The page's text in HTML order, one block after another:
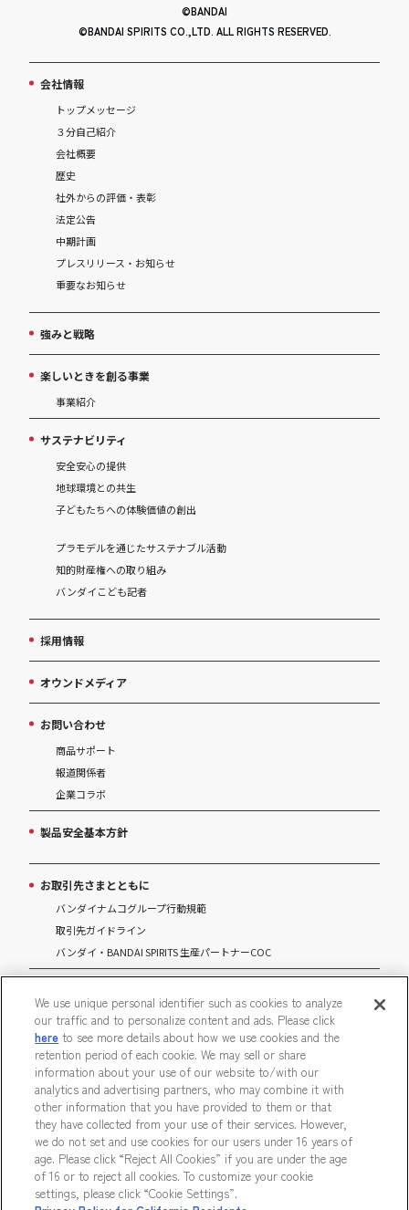
©BANDAI
©BANDAI SPIRITS CO.,LTD. ALL RIGHTS RESERVED.
会社情報
トップメッセージ
３分自己紹介
会社概要
歴史
社外からの評価・表彰
法定公告
中期計画
プレスリリース・お知らせ
重要なお知らせ
強みと戦略
楽しいときを創る事業
事業紹介
サステナビリティ
安全安心の提供
地球環境との共生
子どもたちへの体験価値の創出
プラモデルを通じたサステナブル活動
知的財産権への取り組み
バンダイこども記者
採用情報
オウンドメディア
お問い合わせ
商品サポート
報道関係者
企業コラボ
製品安全基本方針
お取引先さまとともに
バンダイナムコグループ行動規範
取引先ガイドライン
バンダイ・BANDAI SPIRITS 生産パートナーCOC
パートナーシップ構築宣言
ウェブサイトご利用条件ソーシャルメディアポリシー
個人情報及び特定個人情報等の取り扱いに関する保護方針
Do Not Sell or Share My Personal Informationウェブアクセシビリティ方針
We use unique personal identifier such as cookies to analyze
our traffic and to personalize content and ads. Please click
here to see more details about how we use cookies and the
retention period of each cookie. We may sell or share
information about your use of our website to/with our
analytics and advertising partners, who may combine it with
other information that you have provided to them or that
they have collected from your use of their services. However,
we do not set and use cookies for our users under 16 years of
age. Please click “Reject All Cookies” if you are under the age
of 16 or to reject all cookies. To customize your cookie
settings, please click “Cookie Settings”.